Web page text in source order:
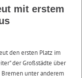
mit erstem
den ersten Platz im
der Großstädte über
unter anderem